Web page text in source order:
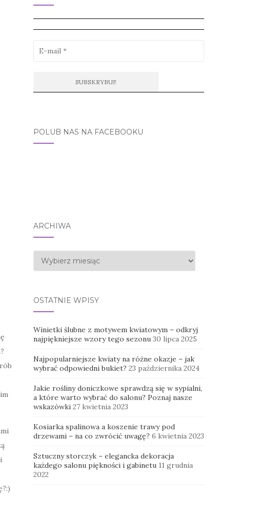
POLUB NAS NA FACEBOOKU
ARCHIWA
Archiwa
OSTATNIE WPISY
Winietki ślubne z motywem kwiatowym – odkryj
najpiękniejsze wzory tego sezonu 30 lipca 2025
Najpopularniejsze kwiaty na różne okazje – jak
wybrać odpowiedni bukiet? 23 października 2024
Jakie rośliny doniczkowe sprawdzą się w sypialni,
a które warto wybrać do salonu? Poznaj nasze
wskazówki 27 kwietnia 2023
Kosiarka spalinowa a koszenie trawy pod
drzewami – na co zwrócić uwagę? 6 kwietnia 2023
Sztuczny storczyk – elegancka dekoracja
każdego salonu piękności i gabinetu 11 grudnia
2022